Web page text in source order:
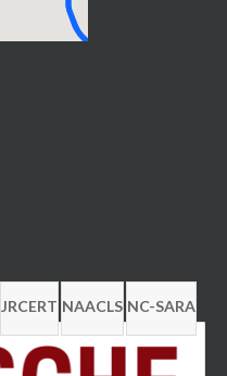
JRCERT NAACLS NC-SARA